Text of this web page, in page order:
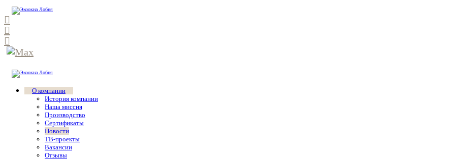
О компании
История компании
Наша миссия
Производство
Сертификаты
Новости
ТВ-проекты
Вакансии
Отзывы